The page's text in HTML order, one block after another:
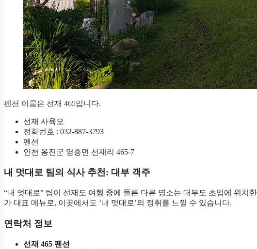
펜션 이름은 선재 465입니다.
선재 사육오
전화번호 : 032-887-3793
펜션
인천 옹진군 영흥면 선재리 465-7
내 멋대로 팀의 식사 추천: 대부 객주
“내 멋대로” 팀이 선재도 여행 중에 들른 다른 명소는 대부도 초입에 위치
가 대표 메뉴로, 이곳에서도 ‘내 멋대로’의 정취를 느낄 수 있습니다.
연락처 정보
선재 465 펜션